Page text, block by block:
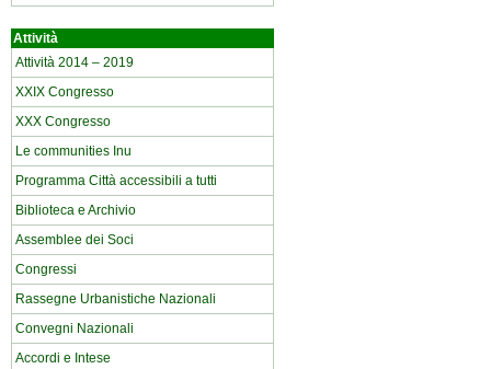
Attività
Attività 2014 – 2019
XXIX Congresso
XXX Congresso
Le communities Inu
Programma Città accessibili a tutti
Biblioteca e Archivio
Assemblee dei Soci
Congressi
Rassegne Urbanistiche Nazionali
Convegni Nazionali
Accordi e Intese